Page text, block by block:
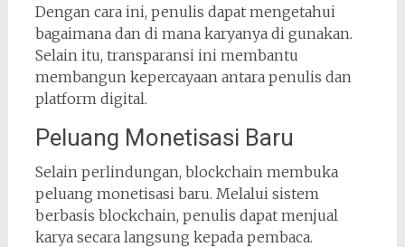
Dengan cara ini, penulis dapat mengetahui
bagaimana dan di mana karyanya di gunakan.
Selain itu, transparansi ini membantu
membangun kepercayaan antara penulis dan
platform digital.
Peluang Monetisasi Baru
Selain perlindungan, blockchain membuka
peluang monetisasi baru. Melalui sistem
berbasis blockchain, penulis dapat menjual
karya secara langsung kepada pembaca.